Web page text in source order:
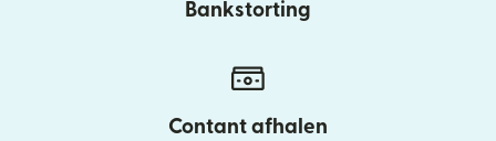
Bankstorting
Contant afhalen